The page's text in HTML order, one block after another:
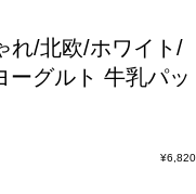
れ/北欧/ホワイト/
ーグルト 牛乳パッ
¥6,820